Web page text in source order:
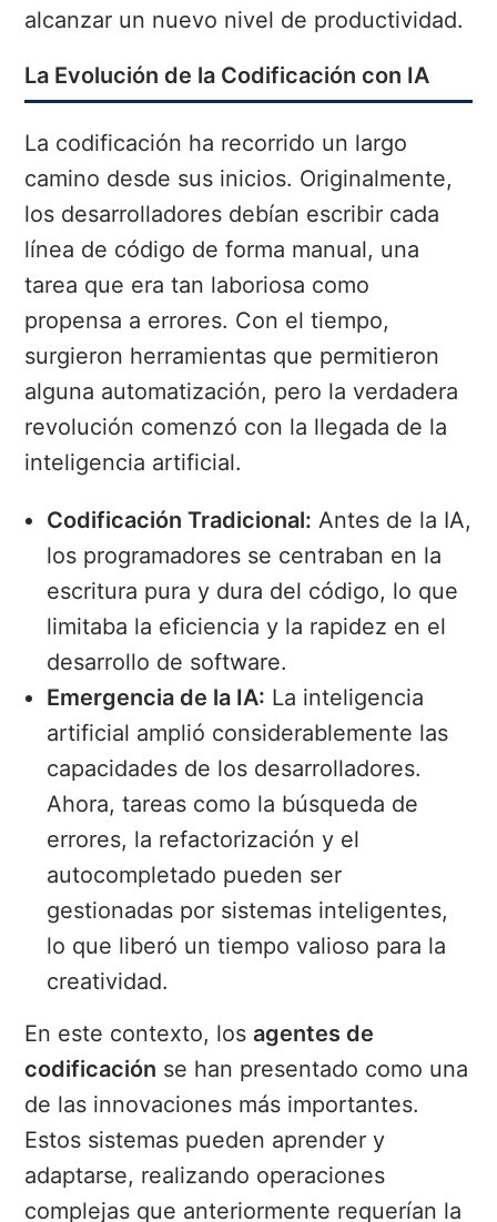
alcanzar un nuevo nivel de productividad.
La Evolución de la Codificación con IA
La codificación ha recorrido un largo
camino desde sus inicios. Originalmente,
los desarrolladores debían escribir cada
línea de código de forma manual, una
tarea que era tan laboriosa como
propensa a errores. Con el tiempo,
surgieron herramientas que permitieron
alguna automatización, pero la verdadera
revolución comenzó con la llegada de la
inteligencia artificial.
Codificación Tradicional: Antes de la IA,
los programadores se centraban en la
escritura pura y dura del código, lo que
limitaba la eficiencia y la rapidez en el
desarrollo de software.
Emergencia de la IA: La inteligencia
artificial amplió considerablemente las
capacidades de los desarrolladores.
Ahora, tareas como la búsqueda de
errores, la refactorización y el
autocompletado pueden ser
gestionadas por sistemas inteligentes,
lo que liberó un tiempo valioso para la
creatividad.
En este contexto, los agentes de
codificación se han presentado como una
de las innovaciones más importantes.
Estos sistemas pueden aprender y
adaptarse, realizando operaciones
complejas que anteriormente requerían la